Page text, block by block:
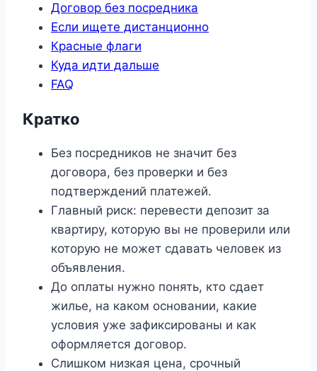
Договор без посредника
Если ищете дистанционно
Красные флаги
Куда идти дальше
FAQ
Кратко
Без посредников не значит без
договора, без проверки и без
подтверждений платежей.
Главный риск: перевести депозит за
квартиру, которую вы не проверили или
которую не может сдавать человек из
объявления.
До оплаты нужно понять, кто сдает
жилье, на каком основании, какие
условия уже зафиксированы и как
оформляется договор.
Слишком низкая цена, срочный